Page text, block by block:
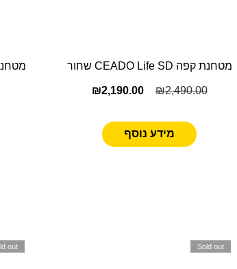
מטחנת קפה CEADO Life SD שחור
₪2,490.00
₪2,190.00
מידע נוסף
Sold out
out